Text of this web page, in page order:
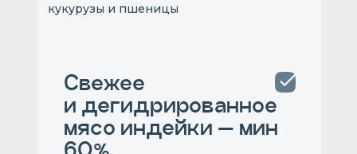
кукурузы и пшеницы
Свежее
и дегидрированное
мясо индейки — мин